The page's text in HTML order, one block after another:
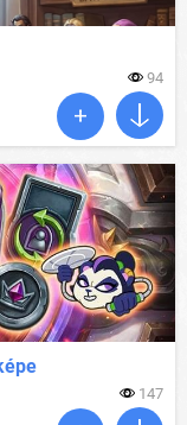
94
147